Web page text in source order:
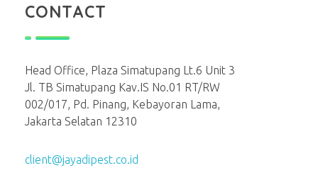
CONTACT
Head Office, Plaza Simatupang Lt.6 Unit 3
Jl. TB Simatupang Kav.IS No.01 RT/RW
002/017, Pd. Pinang, Kebayoran Lama,
Jakarta Selatan 12310
client@jayadipest.co.id